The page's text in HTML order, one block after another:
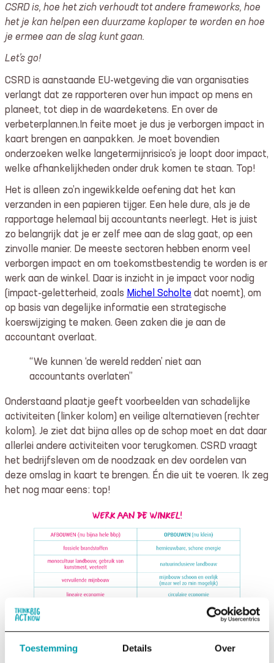
Toestemming Details Over
CSRD is, hoe het zich verhoudt tot andere frameworks, hoe
het je kan helpen een duurzame koploper te worden en hoe
je ermee aan de slag kunt gaan.
Let’s go!
CSRD is aanstaande EU-wetgeving die van organisaties
verlangt dat ze rapporteren over hun impact op mens en
planeet, tot diep in de waardeketens. En over de
verbeterplannen.In feite moet je dus je verborgen impact in
kaart brengen en aanpakken. Je moet bovendien
onderzoeken welke langetermijnrisico’s je loopt door impact,
welke afhankelijkheden onder druk komen te staan. Top!
Het is alleen zo’n ingewikkelde oefening dat het kan
verzanden in een papieren tijger. Een hele dure, als je de
rapportage helemaal bij accountants neerlegt. Het is juist
zo belangrijk dat je er zelf mee aan de slag gaat, op een
zinvolle manier. De meeste sectoren hebben enorm veel
verborgen impact en om toekomstbestendig te worden is er
werk aan de winkel. Daar is inzicht in je impact voor nodig
(impact-geletterheid, zoals Michel Scholte dat noemt), om
op basis van degelijke informatie een strategische
koerswijziging te maken. Geen zaken die je aan de
accountant overlaat.
“We kunnen ‘de wereld redden’ niet aan
accountants overlaten”
Onderstaand plaatje geeft voorbeelden van schadelijke
activiteiten (linker kolom) en veilige alternatieven (rechter
kolom). Je ziet dat bijna alles op de schop moet en dat daar
allerlei andere activiteiten voor terugkomen. CSRD vraagt
het bedrijfsleven om de noodzaak en dev oordelen van
deze omslag in kaart te brengen. Én die uit te voeren. Ik zeg
het nog maar eens: top!